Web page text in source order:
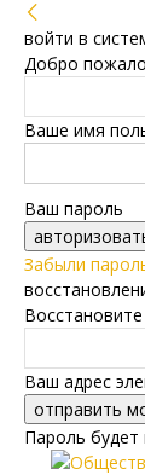
войти в
Добро
Ваше имя
Ваш пароль
Забыли
Ваш адрес
Пароль